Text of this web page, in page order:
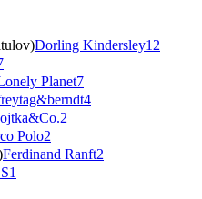
Dorling Kindersley12
Planet7
4
2
Polo2
Ferdinand Ranft2
1